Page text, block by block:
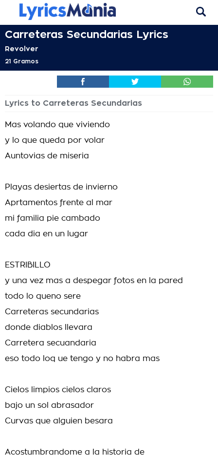
Carreteras Secundarias Lyrics
Revolver
21 Gramos
Lyrics to Carreteras Secundarias
Mas volando que viviendo
y lo que queda por volar
Auntovias de miseria
Playas desiertas de invierno
Aprtamentos frente al mar
mi familia pie cambado
cada dia en un lugar
ESTRIBILLO
y una vez mas a despegar fotos en la pared
todo lo queno sere
Carreteras secundarias
donde diablos llevara
Carretera secuandaria
eso todo loq ue tengo y no habra mas
Cielos limpios cielos claros
bajo un sol abrasador
Curvas que alguien besara
Acostumbrandome a la historia de